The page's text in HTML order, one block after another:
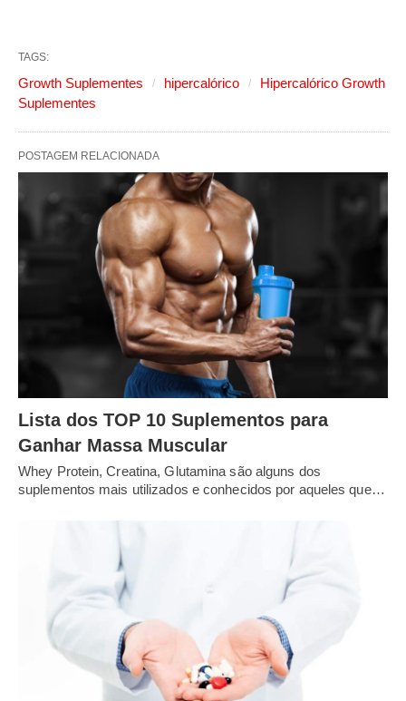
TAGS:
Growth Suplementes hipercalórico
Hipercalórico Growth
Suplementes
POSTAGEM RELACIONADA
Lista dos TOP 10 Suplementos para
Ganhar Massa Muscular
Whey Protein, Creatina, Glutamina são alguns dos
suplementos mais utilizados e conhecidos por aqueles que…